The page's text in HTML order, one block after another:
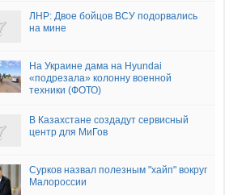
ЛНР: Двое бойцов ВСУ подорвались
на мине
На Украине дама на Hyundai
«подрезала» колонну военной
техники (ФОТО)
В Казахстане создадут сервисный
центр для МиГов
Сурков назвал полезным "хайп" вокруг
Малороссии